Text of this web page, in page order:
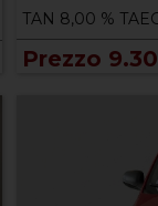
TAN 8,00 %
Prezzo